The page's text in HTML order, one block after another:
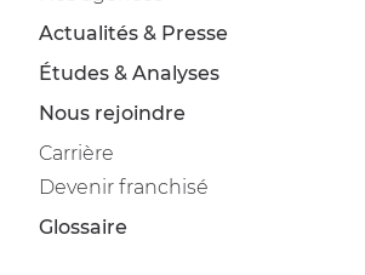
Actualités & Presse
Études & Analyses
Nous rejoindre
Carrière
Devenir franchisé
Glossaire